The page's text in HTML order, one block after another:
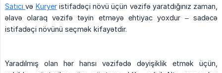
Satıcıvə Kuryeristifadəçi növü üçün vəzifə yaratdığınız zaman,
əlavə olaraq vəzifə təyin etməyə ehtiyac yoxdur – sadəcə
istifadəçi növünü seçmək kifayətdir.
Yaradılmış olan hər hansı vəzifədə dəyişiklik etmək üçün,